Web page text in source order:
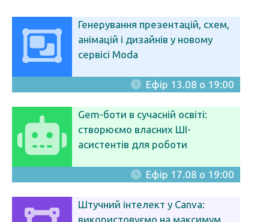
Генерування презентацій, схем,
анімацій і дизайнів у новому
сервісі Moda
Ефір 13.08 о 19:00
Gem-боти в сучасній освіті:
створюємо власних ШІ-
асистентів для роботи
Ефір 17.08 о 19:00
Штучний інтелект у Canva:
використовуємо на максимум